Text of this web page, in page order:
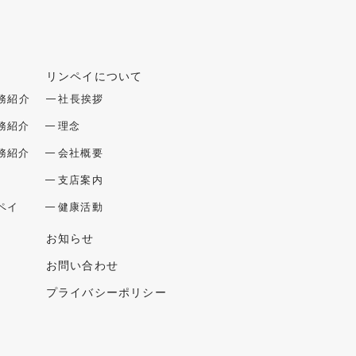
紹介
紹介
紹介
イ
リンペイについて
社長挨拶
理念
会社概要
支店案内
健康活動
お知らせ
お問い合わせ
プライバシーポリシー